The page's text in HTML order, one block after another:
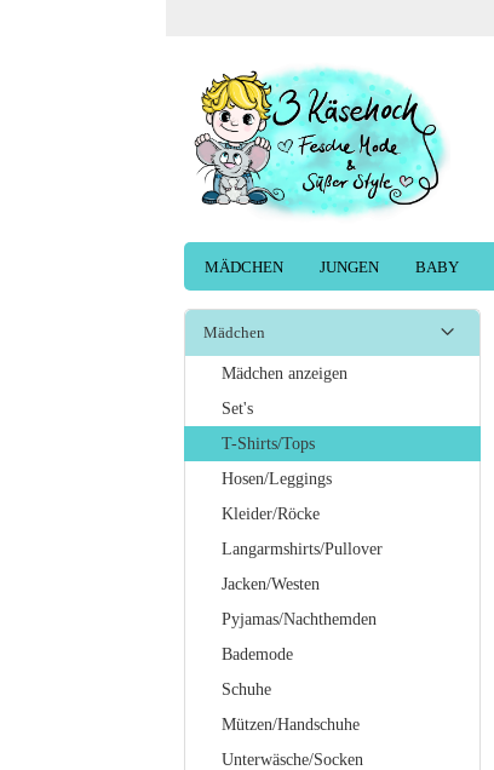
MÄDCHEN JUNGEN BABY
Mädchen
Mädchen anzeigen
Set's
T-Shirts/Tops
Hosen/Leggings
Kleider/Röcke
Langarmshirts/Pullover
Jacken/Westen
Pyjamas/Nachthemden
Bademode
Schuhe
Mützen/Handschuhe
Unterwäsche/Socken